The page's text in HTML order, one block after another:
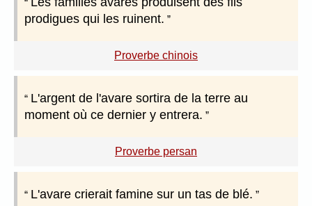
prodigues qui les ruinent.
Proverbe chinois
L'argent de l'avare sortira de la terre au
moment où ce dernier y entrera.
Proverbe persan
L'avare crierait famine sur un tas de blé.